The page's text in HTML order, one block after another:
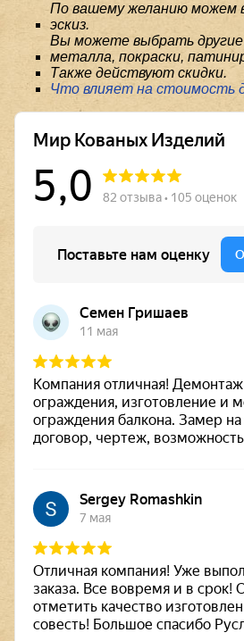
По вашему желанию можем
эскиз.
Вы можете выбрать
металла, покраски,
Также действуют скидки.
Что влияет на стоимость